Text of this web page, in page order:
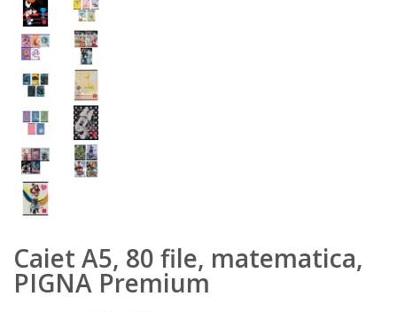
Caiet A5, 80 file, matematica,
PIGNA Premium